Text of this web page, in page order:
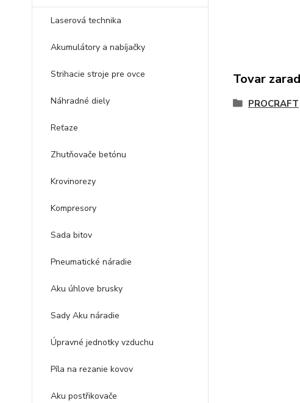
Laserová technika
Akumulátory a nabíjačky
Strihacie stroje pre ovce
Náhradné diely
Reťaze
Zhutňovače betónu
Krovinorezy
Kompresory
Sada bitov
Pneumatické náradie
Aku úhlove brusky
Sady Aku náradie
Úpravné jednotky vzduchu
Píla na rezanie kovov
Aku postřikovače
Tovar
PROCRAFT